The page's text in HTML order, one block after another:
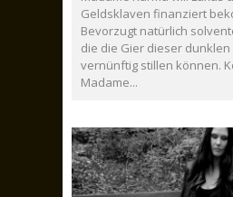
Geldsklaven finanziert
Bevorzugt natürlich
die die Gier dieser
vernünftig stillen können.
Madame...